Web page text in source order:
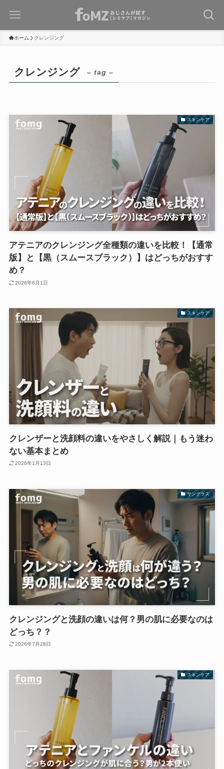
ホーム クレンジング
クレンジング – tag –
スキンケア
アテニアのクレンジング全種類の違いを比較！【通常
版】と【黒（スムースブラック）】はどっちがおすす
め？
2026年6月1日
スキンケア
クレンザーと洗顔料の違いをやさしく解説｜もう迷わ
ない基本まとめ
2026年1月13日
サングラス
クレンジングと洗顔の違いは何？男の肌に必要なのは
どっち？？
2026年7月28日
スキンケア